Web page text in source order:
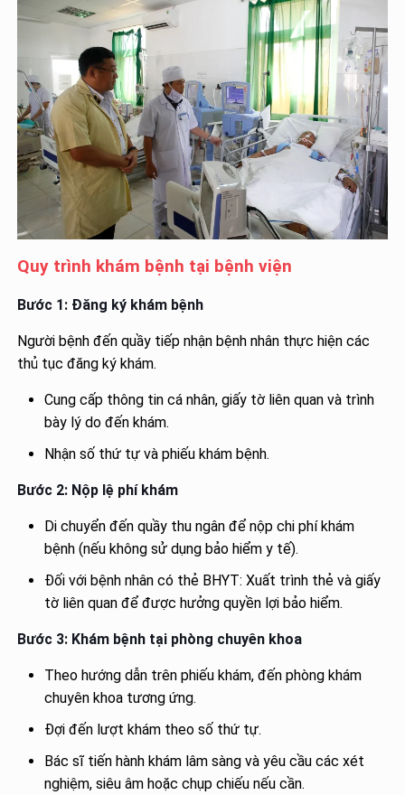
Quy trình khám bệnh tại bệnh viện
Bước 1: Đăng ký khám bệnh
Người bệnh đến quầy tiếp nhận bệnh nhân thực hiện các
thủ tục đăng ký khám.
Cung cấp thông tin cá nhân, giấy tờ liên quan và trình
bày lý do đến khám.
Nhận số thứ tự và phiếu khám bệnh.
Bước 2: Nộp lệ phí khám
Di chuyển đến quầy thu ngân để nộp chi phí khám
bệnh (nếu không sử dụng bảo hiểm y tế).
Đối với bệnh nhân có thẻ BHYT: Xuất trình thẻ và giấy
tờ liên quan để được hưởng quyền lợi bảo hiểm.
Bước 3: Khám bệnh tại phòng chuyên khoa
Theo hướng dẫn trên phiếu khám, đến phòng khám
chuyên khoa tương ứng.
Đợi đến lượt khám theo số thứ tự.
Bác sĩ tiến hành khám lâm sàng và yêu cầu các xét
nghiệm, siêu âm hoặc chụp chiếu nếu cần.